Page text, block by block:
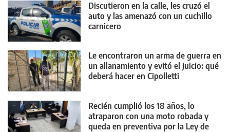
Discutieron en la calle, les cruzó el
auto y las amenazó con un cuchillo
carnicero
Le encontraron un arma de guerra en
un allanamiento y evitó el juicio: qué
deberá hacer en Cipolletti
Recién cumplió los 18 años, lo
atraparon con una moto robada y
queda en preventiva por la Ley de